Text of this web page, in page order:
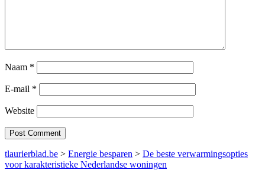
Naam *
E-mail *
Website
tlaurierblad.be > Energie besparen > De beste verwarmingsopties
voor karakteristieke Nederlandse woningen